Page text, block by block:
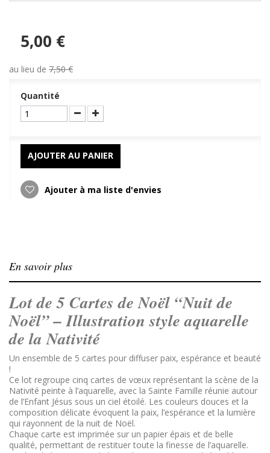
5,00 €
au lieu de 7,50 €
Quantité
AJOUTER AU PANIER
Ajouter à ma liste d'envies
En savoir plus
Lot de 5 Cartes de Noël “Nuit de
Noël” – Illustration style aquarelle
de la Nativité
Un ensemble de 5 cartes pour diffuser paix, espérance et beauté
!
Ce lot regroupe cinq cartes de vœux représentant la scène de la
Nativité peinte à l’aquarelle, avec la Sainte Famille réunie autour
de l’Enfant Jésus sous un ciel étoilé. Les couleurs douces et la
composition délicate évoquent la paix, l’espérance et la lumière
qui rayonnent de la nuit de Noël.
Chaque carte est imprimée sur un papier épais et de belle
qualité, permettant de restituer toute la finesse de l’aquarelle.